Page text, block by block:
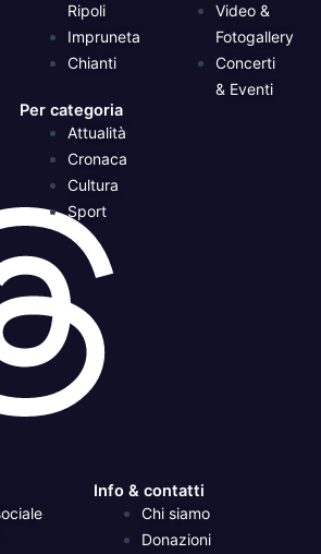
Ripoli
Impruneta
Chianti
Per categoria
Attualità
Cronaca
Cultura
Sport
Video &
Fotogallery
Concerti
& Eventi
Info & contatti
Chi siamo
Donazioni